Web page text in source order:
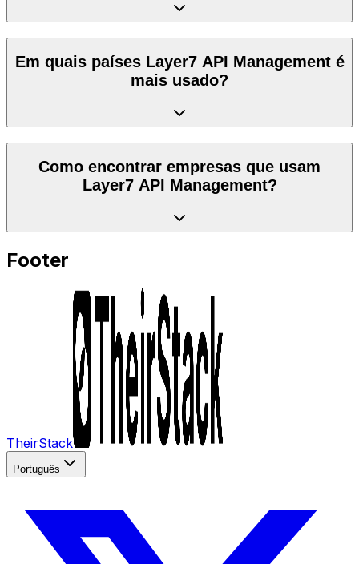
Em quais países Layer7 API Management é
mais usado?
Como encontrar empresas que usam
Layer7 API Management?
Footer
TheirStack
Português